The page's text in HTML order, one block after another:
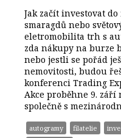
Jak začít investovat
smaragdů nebo
eletromobilita trh s
zda nákupy na burze
nebo jestli se pořád
nemovitosti, budou
konferenci Trading
Akce proběhne 9. září
společně s
autogramy filatelie